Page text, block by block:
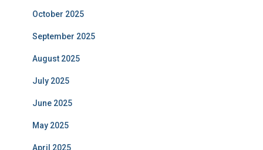
October 2025
September 2025
August 2025
July 2025
June 2025
May 2025
April 2025